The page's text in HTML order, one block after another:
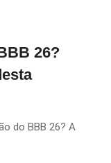
26?
do BBB 26? A